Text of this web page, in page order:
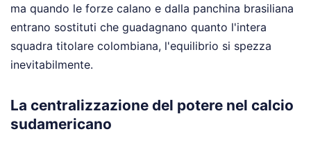
ma quando le forze calano e dalla panchina brasiliana
entrano sostituti che guadagnano quanto l'intera
squadra titolare colombiana, l'equilibrio si spezza
inevitabilmente.
La centralizzazione del potere nel calcio
sudamericano